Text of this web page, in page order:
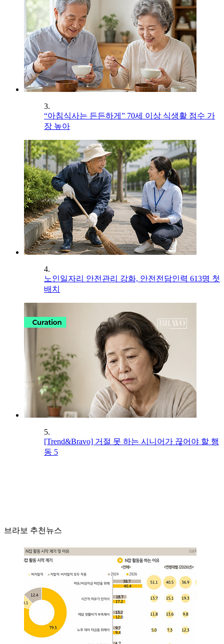
3.
“아침식사는 든든하게” 70세 이상 식생활 점수 가
장 높아
4.
노인일자리 안전관리 강화, 안전전담인력 613명 첫
배치
5.
[Trend&Bravo] 거절 못 하는 시니어가 끊어야 할 행
동 5
브라보 추천뉴스